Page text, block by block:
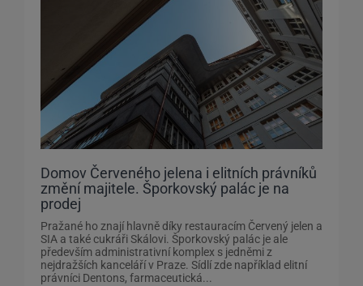
Domov Červeného jelena i elitních právníků
změní majitele. Šporkovský palác je na
prodej
Pražané ho znají hlavně díky restauracím Červený jelen a
SIA a také cukráři Skálovi. Šporkovský palác je ale
především administrativní komplex s jedněmi z
nejdražších kanceláří v Praze. Sídlí zde například elitní
právníci Dentons, farmaceutická...